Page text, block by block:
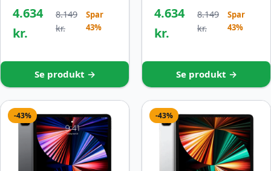
4.634
kr.
8.149
kr.
Spar
43%
Se produkt →
4.634
kr.
8.149
kr.
Spar
43%
Se produkt →
-43% -43%